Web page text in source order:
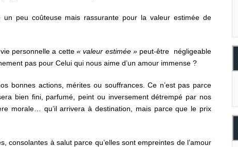
un peu coûteuse mais rassurante pour la valeur estimée de
personnelle a cette « valeur estimée » peut-être négligeable
pas pour Celui qui nous aime d’un amour immense ?
bonnes actions, mérites ou souffrances. Ce n’est pas parce
bien fini, parfumé, peint ou inversement détrempé par nos
morale… qu’il arrivera à destination, mais parce que le prix
consolantes à salut parce qu’elles sont empreintes de l’amour